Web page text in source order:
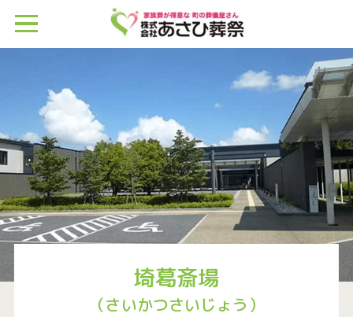
埼葛斎場
（さいかつさいじょう）